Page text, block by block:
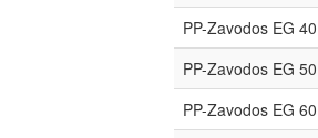
PP-Zavodos EG 40
PP-Zavodos EG 50
PP-Zavodos EG 60